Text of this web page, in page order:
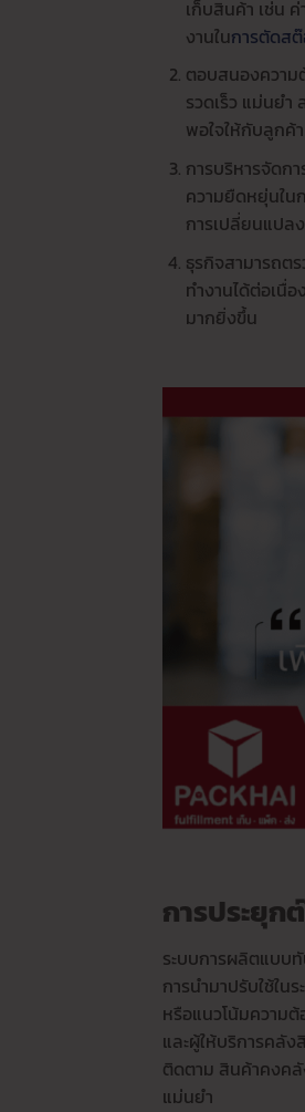
เก็บสินค้า เช่น ค่
งานในการตัดส
ตอบสนองความ
รวดเร็ว แม่นยำ
พอใจให้กับลูกค้า
การบริหารจัดก
ความยืดหยุ่นใน
การเปลี่ยนแปล
ธุรกิจสามารถต
ทำงานได้ต่อเนื่
มากยิ่งขึ้น
การประยุก
ระบบการผลิตแบบ
การนำมาปรับใช้ในร
หรือแนวโน้มความ
และผู้ให้บริการคลั
ติดตาม สินค้าคงคลั
แม่นยำ